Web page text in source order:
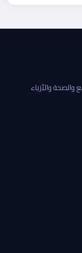
والصحة والأزياء